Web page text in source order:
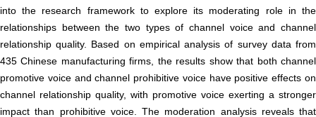
into the research framework to explore its moderating role in the
relationships between the two types of channel voice and channel
relationship quality. Based on empirical analysis of survey data from
435 Chinese manufacturing firms, the results show that both channel
promotive voice and channel prohibitive voice have positive effects on
channel relationship quality, with promotive voice exerting a stronger
impact than prohibitive voice. The moderation analysis reveals that